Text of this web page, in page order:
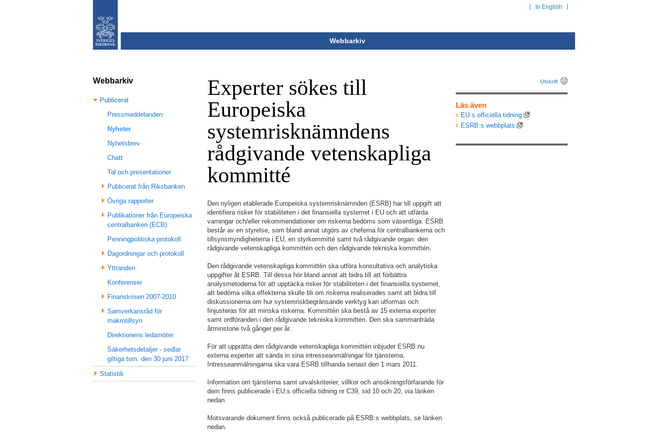
In English
Webbarkiv
Experter sökes till
Europeiska
systemrisknämndens
rådgivande vetenskapliga
kommitté
Den nyligen etablerade Europeiska systemrisknämnden (ESRB) har till uppgift att
identifiera risker för stabiliteten i det finansiella systemet i EU och att utfärda
varningar och/eller rekommendationer om riskerna bedöms som väsentliga. ESRB
består av en styrelse, som bland annat utgörs av cheferna för centralbankerna och
tillsynsmyndigheterna i EU, en styrkommitté samt två rådgivande organ: den
rådgivande vetenskapliga kommittén och den rådgivande tekniska kommittén.
Den rådgivande vetenskapliga kommittén ska utföra konsultativa och analytiska
uppgifter åt ESRB. Till dessa hör bland annat att bidra till att förbättra
analysmetoderna för att upptäcka risker för stabiliteten i det finansiella systemet,
att bedöma vilka effekterna skulle bli om riskerna realiserades samt att bidra till
diskussionerna om hur systemriskbegränsande verktyg kan utformas och
finjusteras för att minska riskerna. Kommittén ska bestå av 15 externa experter
samt ordföranden i den rådgivande tekniska kommittén. Den ska sammanträda
åtminstone två gånger per år.
För att upprätta den rådgivande vetenskapliga kommittén inbjuder ESRB nu
externa experter att sända in sina intresseanmälningar för tjänsterna.
Intresseanmälningarna ska vara ESRB tillhanda senast den 1 mars 2011.
Information om tjänsterna samt urvalskriterier, villkor och ansökningsförfarande för
dem finns publicerade i EU:s officiella tidning nr C39, sid 10 och 20, via länken
nedan.
Motsvarande dokument finns också publicerade på ESRB:s webbplats, se länken
nedan.
Utskrift
Läs även
EU:s officiella tidning
ESRB:s webbplats
Webbarkiv
Publicerat
Pressmeddelanden
Nyheter
Nyhetsbrev
Chatt
Tal och presentationer
Publicerat från Riksbanken
Övriga rapporter
Publikationer från Europeiska
centralbanken (ECB)
Penningpolitiska protokoll
Dagordningar och protokoll
Yttranden
Konferenser
Finanskrisen 2007-2010
Samverkansråd för
makrotillsyn
Direktionens ledamöter
Säkerhetsdetaljer - sedlar
giltiga tom. den 30 juni 2017
Statistik